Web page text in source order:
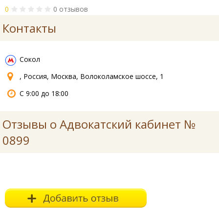
0 0 отзывов
Контакты
Сокол
, Россия, Москва, Волоколамское шоссе, 1
С 9:00 до 18:00
Отзывы о Адвокатский кабинет №
0899